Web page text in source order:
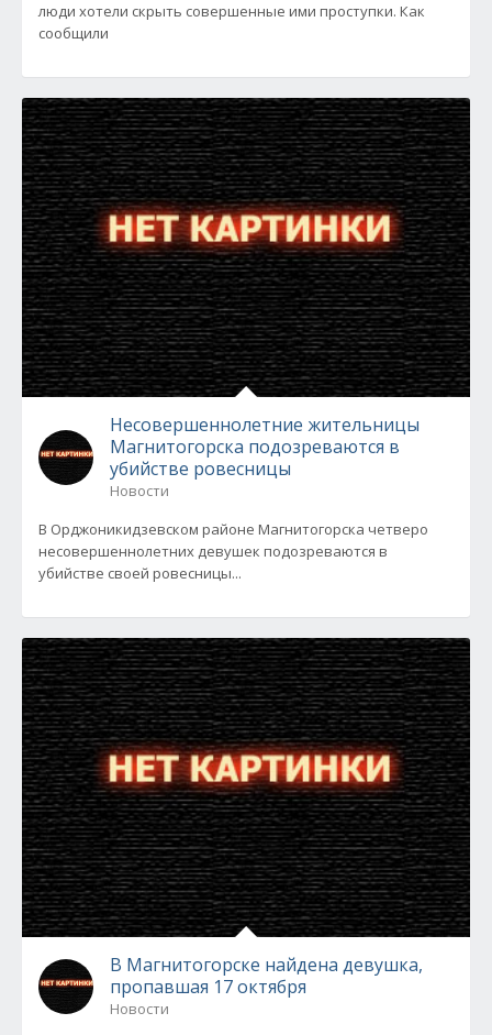
люди хотели скрыть совершенные ими проступки. Как
сообщили
Несовершеннолетние жительницы
Магнитогорска подозреваются в
убийстве ровесницы
Новости
В Орджоникидзевском районе Магнитогорска четверо
несовершеннолетних девушек подозреваются в
убийстве своей ровесницы...
В Магнитогорске найдена девушка,
пропавшая 17 октября
Новости